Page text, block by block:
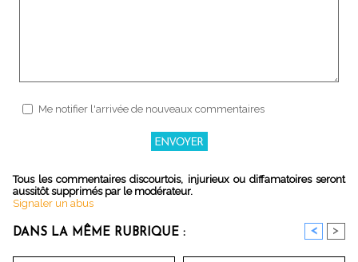
Me notifier l'arrivée de nouveaux commentaires
Tous les commentaires discourtois, injurieux ou diffamatoires seront
aussitôt supprimés par le modérateur.
Signaler un abus
DANS LA MÊME RUBRIQUE : < >